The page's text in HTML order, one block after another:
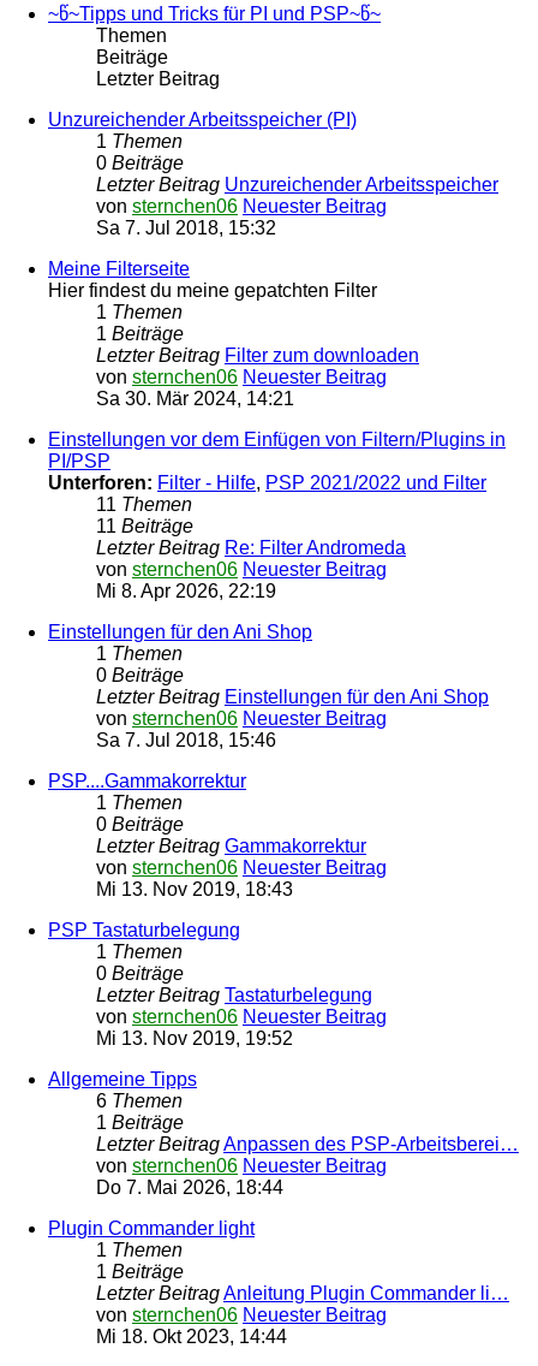
~წ~Tipps und Tricks für PI und PSP~წ~
Themen
Beiträge
Letzter Beitrag
Unzureichender Arbeitsspeicher (PI)
1 Themen
0 Beiträge
Letzter Beitrag Unzureichender Arbeitsspeicher
von sternchen06 Neuester Beitrag
Sa 7. Jul 2018, 15:32
Meine Filterseite
Hier findest du meine gepatchten Filter
1 Themen
1 Beiträge
Letzter Beitrag Filter zum downloaden
von sternchen06 Neuester Beitrag
Sa 30. Mär 2024, 14:21
Einstellungen vor dem Einfügen von Filtern/Plugins in
PI/PSP
Unterforen: Filter - Hilfe, PSP 2021/2022 und Filter
11 Themen
11 Beiträge
Letzter Beitrag Re: Filter Andromeda
von sternchen06 Neuester Beitrag
Mi 8. Apr 2026, 22:19
Einstellungen für den Ani Shop
1 Themen
0 Beiträge
Letzter Beitrag Einstellungen für den Ani Shop
von sternchen06 Neuester Beitrag
Sa 7. Jul 2018, 15:46
PSP....Gammakorrektur
1 Themen
0 Beiträge
Letzter Beitrag Gammakorrektur
von sternchen06 Neuester Beitrag
Mi 13. Nov 2019, 18:43
PSP Tastaturbelegung
1 Themen
0 Beiträge
Letzter Beitrag Tastaturbelegung
von sternchen06 Neuester Beitrag
Mi 13. Nov 2019, 19:52
Allgemeine Tipps
6 Themen
1 Beiträge
Letzter BeitragAnpassen des PSP-Arbeitsberei…
von sternchen06 Neuester Beitrag
Do 7. Mai 2026, 18:44
Plugin Commander light
1 Themen
1 Beiträge
Letzter BeitragAnleitung Plugin Commander li…
von sternchen06 Neuester Beitrag
Mi 18. Okt 2023, 14:44